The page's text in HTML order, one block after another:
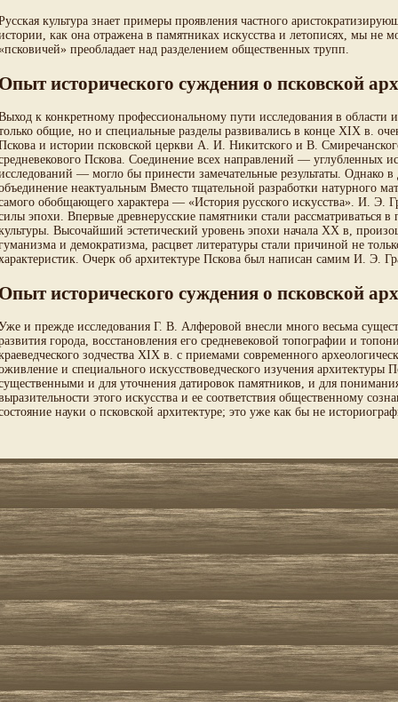
культура знает примеры проявления частного
как она отражена в памятниках искусства и летописях, мы не
преобладает над разделением общественных трупп.
исторического суждения о псковской
к конкретному профессиональному пути исследования в области
общие, но и специальные разделы развивались в конце XIX в.
и истории псковской церкви А. И. Никитского и В.
Пскова. Соединение всех направлений — углубленных
— могло бы принести замечательные результаты. Однако
неактуальным Вместо тщательной разработки натурного
обобщающего характера — «История русского искусства». И. Э.
эпохи. Впервые древнерусские памятники стали рассматриваться
Высочайший эстетический уровень эпохи начала XX в,
и демократизма, расцвет литературы стали причиной не
Очерк об архитектуре Пскова был написан самим И. Э.
исторического суждения о псковской
и прежде исследования Г. В. Алферовой внесли много весьма
города, восстановления его средневековой топографии и
зодчества XIX в. с приемами современного
и специального искусствоведческого изучения архитектуры
и для уточнения датировок памятников, и для
этого искусства и ее соответствия общественному
науки о псковской архитектуре; это уже как бы не